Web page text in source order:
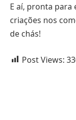
E aí, pronta para
criações nos
de chás!
Post Views: